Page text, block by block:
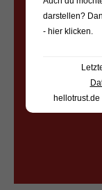
darstellen?
- hier klicken.